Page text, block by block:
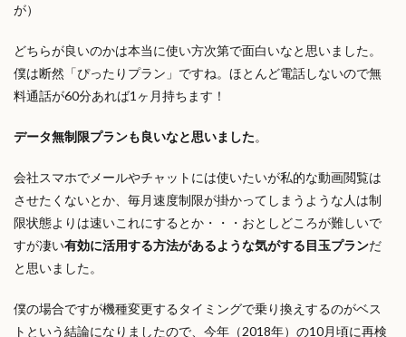
が）
どちらが良いのかは本当に使い方次第で面白いなと思いました。
僕は断然「ぴったりプラン」ですね。ほとんど電話しないので無
料通話が60分あれば1ヶ月持ちます！
データ無制限プランも良いなと思いました。
会社スマホでメールやチャットには使いたいが私的な動画閲覧は
させたくないとか、毎月速度制限が掛かってしまうような人は制
限状態よりは速いこれにするとか・・・おとしどころが難しいで
すが凄い有効に活用する方法があるような気がする目玉プランだ
と思いました。
僕の場合ですが機種変更するタイミングで乗り換えするのがベス
トという結論になりましたので、今年（2018年）の10月頃に再検